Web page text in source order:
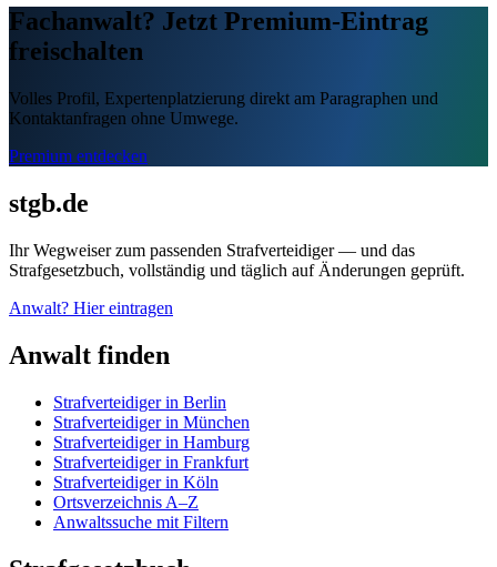
Fachanwalt? Jetzt Premium-Eintrag
freischalten
Volles Profil, Expertenplatzierung direkt am Paragraphen und
Kontaktanfragen ohne Umwege.
Premium entdecken
stgb.de
Ihr Wegweiser zum passenden Strafverteidiger — und das
Strafgesetzbuch, vollständig und täglich auf Änderungen geprüft.
Anwalt? Hier eintragen
Anwalt finden
Strafverteidiger in Berlin
Strafverteidiger in München
Strafverteidiger in Hamburg
Strafverteidiger in Frankfurt
Strafverteidiger in Köln
Ortsverzeichnis A–Z
Anwaltssuche mit Filtern